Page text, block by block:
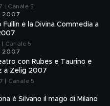
| Canale 5
2007
Fullin e la Divina Commedia a
Canale 5
2007
con Rubes e Taurino e
a Zelig 2007
| Canale 5
è Silvano il mago di Milano